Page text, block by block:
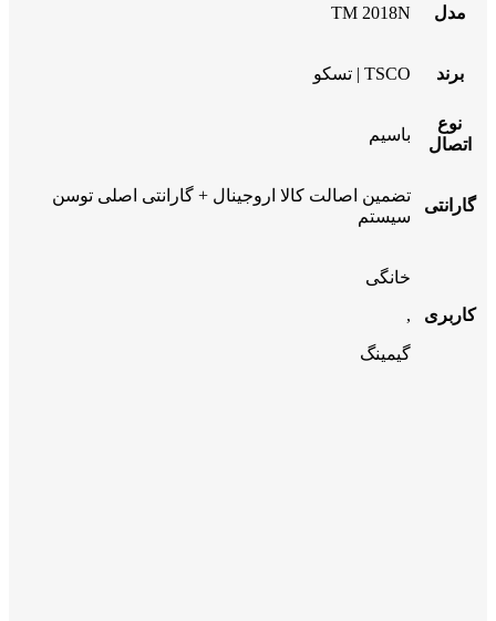
مدل TM 2018N
برند TSCO | تسکو
نوع
اتصال
باسیم
گارانتی
تضمین اصالت کالا اروجینال + گارانتی اصلی توسن
سیستم
کاربری
خانگی
,
گیمینگ